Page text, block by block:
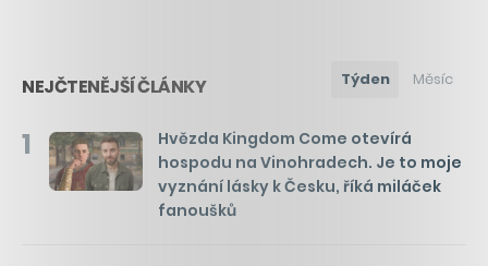
NEJČTENĚJŠÍ ČLÁNKY Týden Měsíc
1
Hvězda Kingdom Come otevírá
hospodu na Vinohradech. Je to moje
vyznání lásky k Česku, říká miláček
fanoušků